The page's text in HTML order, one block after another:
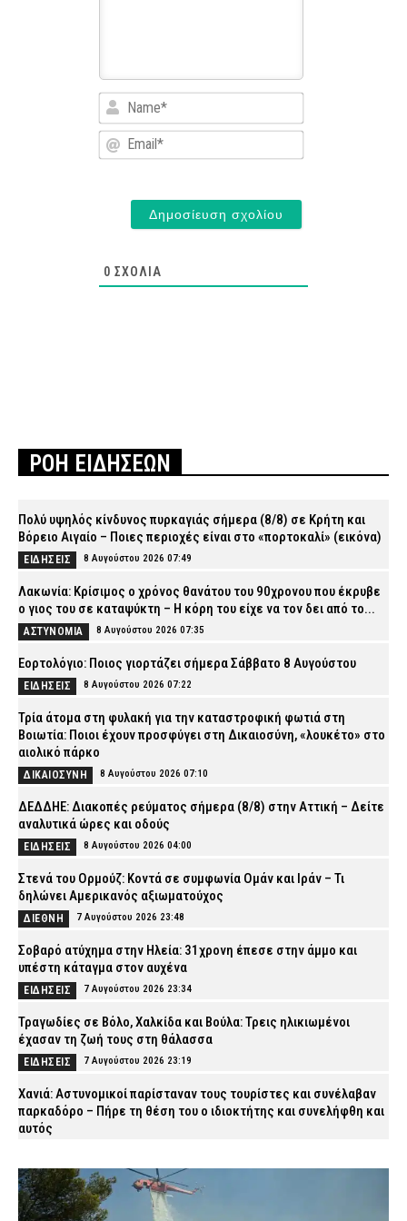
Name*
Email*
0 ΣΧΌΛΙΑ
ΡΟΗ ΕΙΔΗΣΕΩΝ
Πολύ υψηλός κίνδυνος πυρκαγιάς σήμερα (8/8) σε Κρήτη και
Βόρειο Αιγαίο – Ποιες περιοχές είναι στο «πορτοκαλί» (εικόνα)
ΕΙΔΗΣΕΙΣ 8 Αυγούστου 2026 07:49
Λακωνία: Κρίσιμος ο χρόνος θανάτου του 90χρονου που έκρυβε
ο γιος του σε καταψύκτη – Η κόρη του είχε να τον δει από το...
ΑΣΤΥΝΟΜΙΑ 8 Αυγούστου 2026 07:35
Εορτολόγιο: Ποιος γιορτάζει σήμερα Σάββατο 8 Αυγούστου
ΕΙΔΗΣΕΙΣ 8 Αυγούστου 2026 07:22
Τρία άτομα στη φυλακή για την καταστροφική φωτιά στη
Βοιωτία: Ποιοι έχουν προσφύγει στη Δικαιοσύνη, «λουκέτο» στο
αιολικό πάρκο
ΔΙΚΑΙΟΣΥΝΗ 8 Αυγούστου 2026 07:10
ΔΕΔΔΗΕ: Διακοπές ρεύματος σήμερα (8/8) στην Αττική – Δείτε
αναλυτικά ώρες και οδούς
ΕΙΔΗΣΕΙΣ 8 Αυγούστου 2026 04:00
Στενά του Ορμούζ: Κοντά σε συμφωνία Ομάν και Ιράν – Τι
δηλώνει Αμερικανός αξιωματούχος
ΔΙΕΘΝΗ 7 Αυγούστου 2026 23:48
Σοβαρό ατύχημα στην Ηλεία: 31χρονη έπεσε στην άμμο και
υπέστη κάταγμα στον αυχένα
ΕΙΔΗΣΕΙΣ 7 Αυγούστου 2026 23:34
Τραγωδίες σε Βόλο, Χαλκίδα και Βούλα: Τρεις ηλικιωμένοι
έχασαν τη ζωή τους στη θάλασσα
ΕΙΔΗΣΕΙΣ 7 Αυγούστου 2026 23:19
Χανιά: Αστυνομικοί παρίσταναν τους τουρίστες και συνέλαβαν
παρκαδόρο – Πήρε τη θέση του ο ιδιοκτήτης και συνελήφθη και
αυτός
Πύργος: Φίδι εμφανίστηκε στα Επείγοντα του νοσοκομείου και
προκάλεσε αναστάτωση